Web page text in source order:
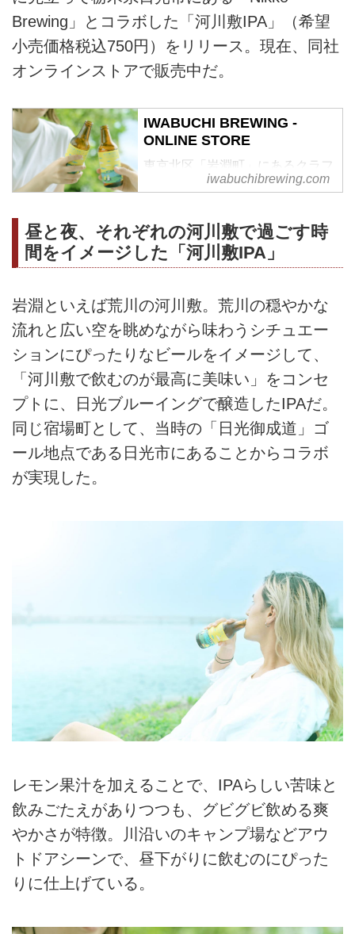
Brewing」とコラボした「河川敷IPA」（希望
小売価格税込750円）をリリース。現在、同社
オンラインストアで販売中だ。
IWABUCHI BREWING -
ONLINE STORE
東京北区「岩淵町」にあるクラフ
トビールブランド、岩淵ブルーイ
ランドコンセプトを「旅の寄り
道」としたのは、“宿場町"という
岩淵の歴史へのオマージュから。
み」のあるライフスタイルを提案
します。
iwabuchibrewing.com
昼と夜、それぞれの河川敷で過ごす時
間をイメージした「河川敷IPA」
岩淵といえば荒川の河川敷。荒川の穏やかな
流れと広い空を眺めながら味わうシチュエー
ションにぴったりなビールをイメージして、
「河川敷で飲むのが最高に美味い」をコンセ
プトに、日光ブルーイングで醸造したIPAだ。
同じ宿場町として、当時の「日光御成道」ゴ
ール地点である日光市にあることからコラボ
が実現した。
レモン果汁を加えることで、IPAらしい苦味と
飲みごたえがありつつも、グビグビ飲める爽
やかさが特徴。川沿いのキャンプ場などアウ
トドアシーンで、昼下がりに飲むのにぴった
りに仕上げている。